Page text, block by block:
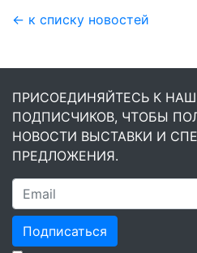
← к списку новостей
ПРИСОЕДИНЯЙТЕСЬ К
ПОДПИСЧИКОВ, ЧТОБЫ
НОВОСТИ ВЫСТАВКИ И
ПРЕДЛОЖЕНИЯ.
Подписаться